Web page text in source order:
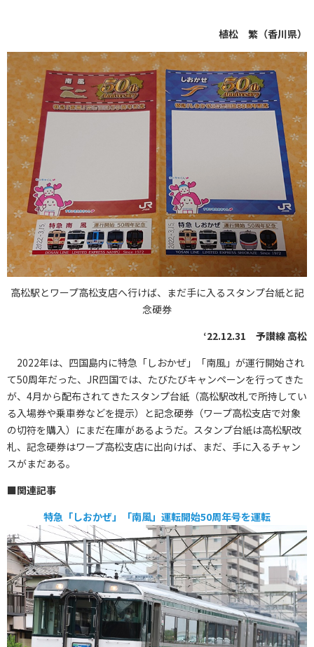
植松 繁（香川県）
高松駅とワープ高松支店へ行けば、まだ手に入るスタンプ台紙と記
念硬券
‘22.12.31 予讃線 高松
2022年は、四国島内に特急「しおかぜ」「南風」が運行開始され
て50周年だった、JR四国では、たびたびキャンペーンを行ってきた
が、4月から配布されてきたスタンプ台紙（高松駅改札で所持してい
る入場券や乗車券などを提示）と記念硬券（ワープ高松支店で対象
の切符を購入）にまだ在庫があるようだ。スタンプ台紙は高松駅改
札、記念硬券はワープ高松支店に出向けば、まだ、手に入るチャン
スがまだある。
■関連記事
特急「しおかぜ」「南風」運転開始50周年号を運転